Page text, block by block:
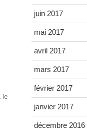
le
juin 2017
mai 2017
avril 2017
mars 2017
février 2017
janvier 2017
décembre 2016